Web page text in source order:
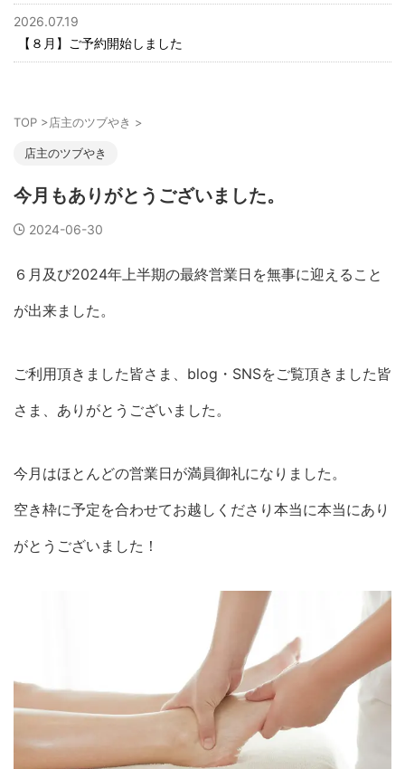
2026.07.19
【８月】ご予約開始しました
TOP >店主のツブやき >
店主のツブやき
今月もありがとうございました。
2024-06-30
６月及び2024年上半期の最終営業日を無事に迎えること
が出来ました。
ご利用頂きました皆さま、blog・SNSをご覧頂きました皆
さま、ありがとうございました。
今月はほとんどの営業日が満員御礼になりました。
空き枠に予定を合わせてお越しくださり本当に本当にあり
がとうございました！